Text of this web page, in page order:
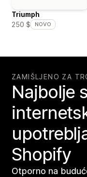
Triumph
250 $
NOVO
ZAMIŠLJENO ZA
Najbolje
Shopify
Otporno na